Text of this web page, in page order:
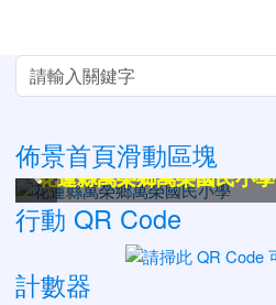
左邊區域內容
佈景首頁滑動區塊
花蓮縣萬榮鄉萬榮國民小學
花蓮縣萬榮鄉萬榮國民小學
花蓮縣萬榮鄉萬榮國民小學
花蓮縣萬榮鄉萬榮國民小學
花蓮縣萬榮鄉萬榮國民小學
花蓮縣萬榮鄉萬榮國民小學
行動 QR Code
計數器